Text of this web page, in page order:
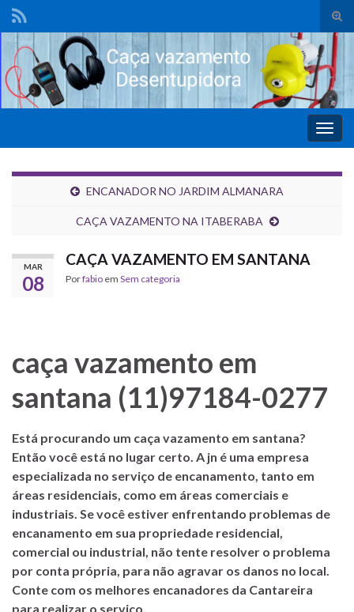
de
ENCANADOR NO JARDIM ALMANARA
CAÇA VAZAMENTO NA ITABERABA
MAR
08
CAÇA VAZAMENTO EM SANTANA
Porfabio em Sem categoria
caça vazamento em
santana (11)97184-0277
Está procurando um caça vazamento em santana?
Então você está no lugar certo. A jn é uma empresa
especializada no serviço de encanamento, tanto em
áreas residenciais, como em áreas comerciais e
industriais. Se você estiver enfrentando problemas de
encanamento em sua propriedade residencial,
comercial ou industrial, não tente resolver o problema
por conta própria, para não agravar os danos no local.
Conte com os melhores encanadores da Cantareira
para realizar o serviço.